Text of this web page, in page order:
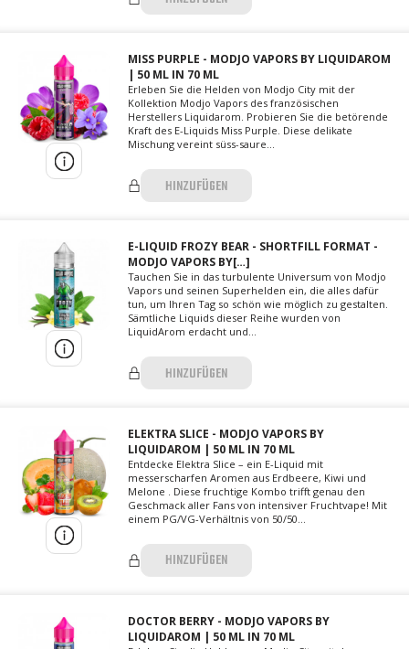
MISS PURPLE - MODJO VAPORS BY LIQUIDAROM
| 50 ML IN 70 ML
Erleben Sie die Helden von Modjo City mit der
Kollektion Modjo Vapors des französischen
Herstellers Liquidarom. Probieren Sie die betörende
Kraft des E-Liquids Miss Purple. Diese delikate
Mischung vereint süss-saure...
HINZUFÜGEN
E-LIQUID FROZY BEAR - SHORTFILL FORMAT -
MODJO VAPORS BY[…]
Tauchen Sie in das turbulente Universum von Modjo
Vapors und seinen Superhelden ein, die alles dafür
tun, um Ihren Tag so schön wie möglich zu gestalten.
Sämtliche Liquids dieser Reihe wurden von
LiquidArom erdacht und...
HINZUFÜGEN
ELEKTRA SLICE - MODJO VAPORS BY
LIQUIDAROM | 50 ML IN 70 ML
Entdecke Elektra Slice – ein E-Liquid mit
messerscharfen Aromen aus Erdbeere, Kiwi und
Melone . Diese fruchtige Kombo trifft genau den
Geschmack aller Fans von intensiver Fruchtvape! Mit
einem PG/VG-Verhältnis von 50/50...
HINZUFÜGEN
DOCTOR BERRY - MODJO VAPORS BY
LIQUIDAROM | 50 ML IN 70 ML